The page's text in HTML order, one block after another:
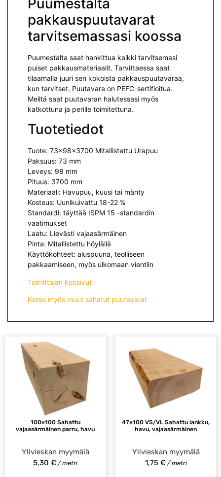
Puumestalta
pakkauspuutavarat
tarvitsemassasi koossa
Puumestalta saat hankittua kaikki tarvitsemasi
puiset pakkausmateriaalit. Tarvittaessa saat
tilaamalla juuri sen kokoista pakkauspuutavaraa,
kun tarvitset. Puutavara on PEFC-sertifioitua.
Meiltä saat puutavaran halutessasi myös
katkottuna ja perille toimitettuna.
Tuotetiedot
Tuote: 73x98x3700 Mitallistettu Urapuu
Paksuus: 73 mm
Leveys: 98 mm
Pituus: 3700 mm
Materiaali: Havupuu, kuusi tai mänty
Kosteus: Uunikuivattu 18-22 %
Standardi: täyttää ISPM 15 -standardin
vaatimukset
Laatu: Lievästi vajaasärmäinen
Pinta: Mitallistettu höylällä
Käyttökohteet: aluspuuna, teolliseen
pakkaamiseen, myös ulkomaan vientiin
Toimittajan kotisivut
Katso myös muut sahatut puutavarat
100×100 Sahattu
vajaasärmäinen parru, havu
Ylivieskan myymälä
5,30 € / metri
47×100 VS/VL Sahattu lankku,
havu, vajaasärmäinen
Ylivieskan myymälä
1,75 €/ metri